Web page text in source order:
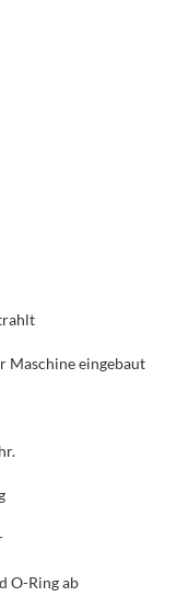
Maschine eingebaut
O-Ring ab